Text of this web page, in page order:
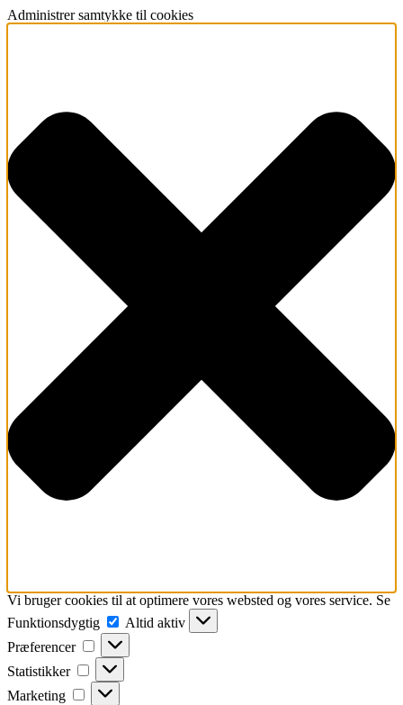
Administrer samtykke til cookies
Vi bruger cookies til at optimere vores websted og vores service. Se
Funktionsdygtig
Funktionsdygtig
Altid aktiv
Præferencer
Præferencer
Statistikker Statistikker
Marketing Marketing